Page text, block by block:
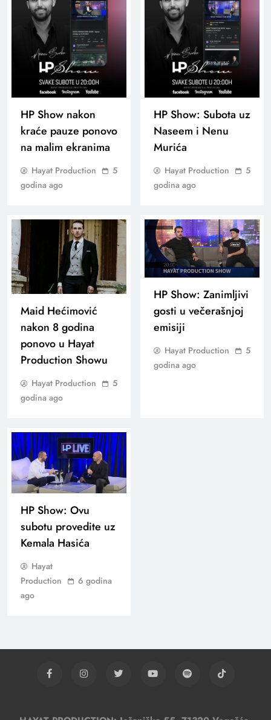
HP Show nakon
kraće pauze ponovo
na malim ekranima
Hayat Production
5
godina ago
HP Show: Subota uz
Naseem i Nenu
Murića
Hayat Production
5
godina ago
Maid Hećimović
nakon 8 godina
ponovo u Hayat
Production Showu
Hayat Production
5
godina ago
HP Show: Zanimljivi
gosti u večerašnjoj
emisiji
Hayat Production
5
godina ago
HP Show: Ovu
subotu provedite uz
Kemala Hasića
Hayat
Production
6 godina
ago